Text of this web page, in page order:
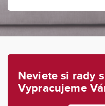
Neviete si rady
Vypracujeme